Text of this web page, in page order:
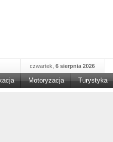
czwartek, 6 sierpnia 2026
Motoryzacja Turystyka